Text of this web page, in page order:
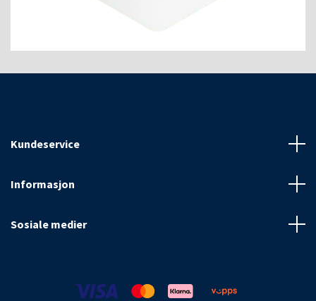
Kundeservice
Informasjon
Sosiale medier